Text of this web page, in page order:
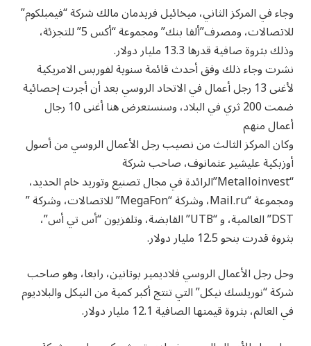
وجاء في المركز الثاني، ميخائيل فريدمان مالك شركة “فيمبلكوم”
للاتصالات، ومصرف”ألفا بنك” ومجموعة “أكس 5” للتجزئة،
وذلك بثروة صافية قدرها 13.3 مليار دولار.
نشرت وجاء ذلك وفق أحدث قائمة سنوية لفوربس الامريكية
لأغنى 13 رجل أعمال في الاتحاد الروسي بعد أن أجرت إحصائية
ضمت 200 ثري في البلاد، وسنستعرض هنا أغنى 10 رجال
أعمال منهم
وكان المركز الثالث من نصيب رجل الأعمال الروسي من أصول
أوزبكية عليشير عثمانوف، صاحب شركة
“Metalloinvest”الرائدة في مجال تصنيع وتوريد خام الحديد،
ومجموعة “Mail.ru، وشركة “MegaFon” للاتصالات، وشركة ”
DST” العالمية، و “UTB” القابضة، وتلفزيون “أس تي أس”،
بثروة قدرت بنحو 12.5 مليار دولار.
وحل رجل الأعمال الروسي فلاديمير بوتانين، رابعا، وهو صاحب
شركة “نوريلسك نيكل” التي تنتج أكبر كمية من النيكل والبلاديوم
في العالم، بثروة قيمتها الصافية 12.1 مليار دولار.